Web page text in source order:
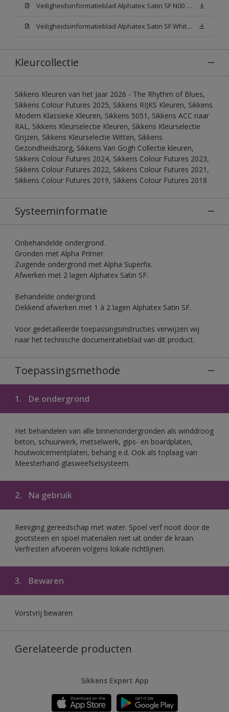
Veiligheidsinformatieblad Alphatex Satin SF N00 (MSDS)
Veiligheidsinformatieblad Alphatex Satin SF White (MSDS)
Kleurcollectie
Sikkens Kleuren van het Jaar 2026 - The Rhythm of Blues,
Sikkens Colour Futures 2025, Sikkens RIJKS Kleuren, Sikkens
Modern Klassieke Kleuren, Sikkens 5051, Sikkens ACC naar
RAL, Sikkens Kleurselectie Kleuren, Sikkens Kleurselectie
Grijzen, Sikkens Kleurselectie Witten, Sikkens
Gezondheidszorg, Sikkens Van Gogh Collectie kleuren,
Sikkens Colour Futures 2024, Sikkens Colour Futures 2023,
Sikkens Colour Futures 2022, Sikkens Colour Futures 2021,
Sikkens Colour Futures 2019, Sikkens Colour Futures 2018
Systeeminformatie
Onbehandelde ondergrond.
Gronden met Alpha Primer.
Zuigende ondergrond met Alpha Superfix.
Afwerken met 2 lagen Alphatex Satin SF.
Behandelde ondergrond.
Dekkend afwerken met 1 à 2 lagen Alphatex Satin SF.
Voor gedetailleerde toepassingsinstructies verwijzen wij
naar het technische documentatieblad van dit product.
Toepassingsmethode
1. De ondergrond
Het behandelen van alle binnenondergronden als winddroog
beton, schuurwerk, metselwerk, gips- en boardplaten,
houtwolcementplaten, behang e.d. Ook als toplaag van
Meesterhand-glasweefselsysteem.
2. Na gebruik
Reiniging gereedschap met water. Spoel verf nooit door de
gootsteen en spoel materialen niet uit onder de kraan.
Verfresten afvoeren volgens lokale richtlijnen.
3. Bewaren
Vorstvrij bewaren
Gerelateerde producten
Sikkens Expert App